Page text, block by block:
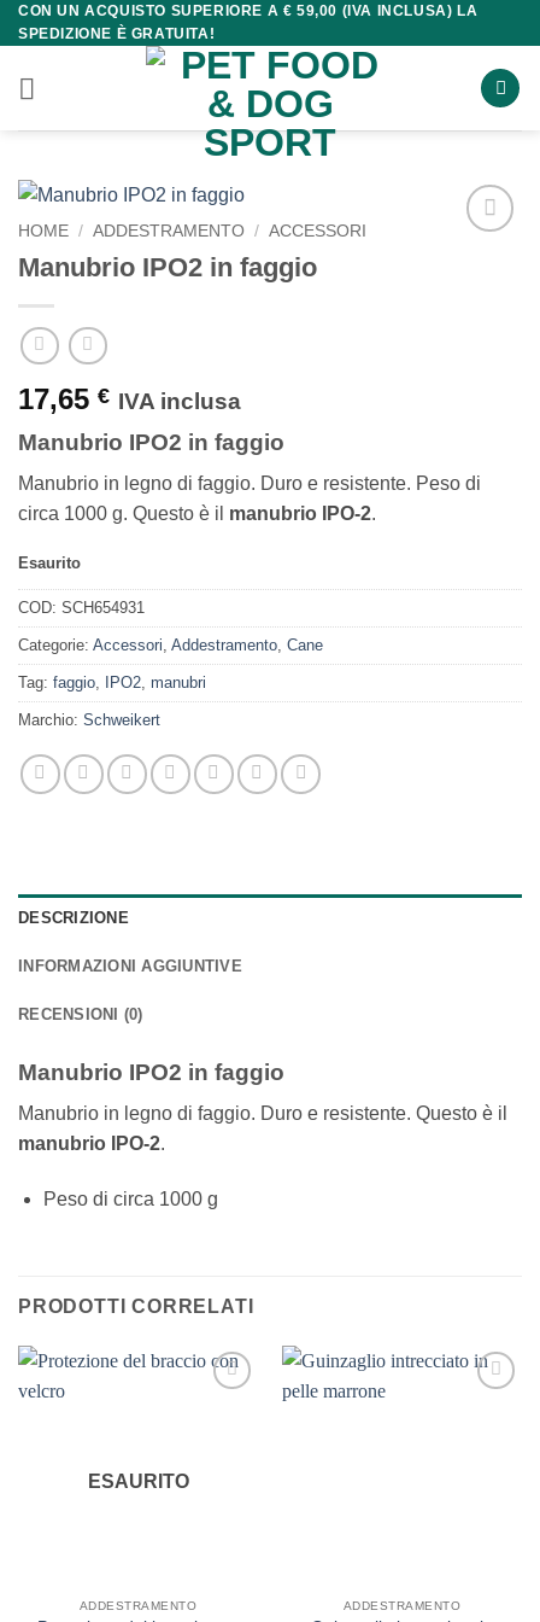
Salta
ai
contenuti
CON UN ACQUISTO SUPERIORE A € 59,00 (IVA INCLUSA) LA
SPEDIZIONE È GRATUITA!
HOME / ADDESTRAMENTO / ACCESSORI
Manubrio IPO2 in faggio
17,65 € IVA inclusa
Manubrio IPO2 in faggio
Manubrio in legno di faggio. Duro e resistente. Peso di
circa 1000 g. Questo è il manubrio IPO-2.
Esaurito
COD: SCH654931
Categorie: Accessori Addestramento Cane
Tag: faggio IPO2 manubri
Marchio: Schweikert
DESCRIZIONE
INFORMAZIONI AGGIUNTIVE
RECENSIONI (0)
Manubrio IPO2 in faggio
Manubrio in legno di faggio. Duro e resistente. Questo è il
manubrio IPO-2.
Peso di circa 1000 g
PRODOTTI CORRELATI
ESAURITO
ADDESTRAMENTO ADDESTRAMENTO